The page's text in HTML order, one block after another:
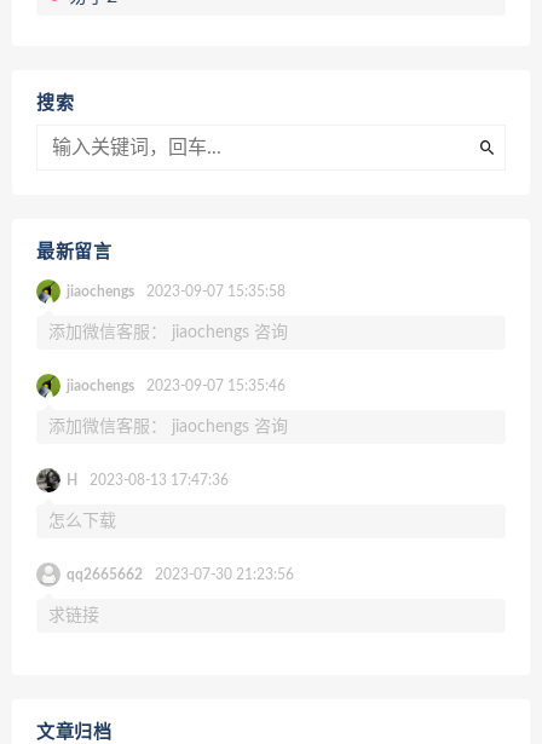
搜索
最新留言
jiaochengs 2023-09-07 15:35:58
添加微信客服： jiaochengs 咨询
jiaochengs 2023-09-07 15:35:46
添加微信客服： jiaochengs 咨询
H 2023-08-13 17:47:36
怎么下载
qq2665662 2023-07-30 21:23:56
求链接
文章归档